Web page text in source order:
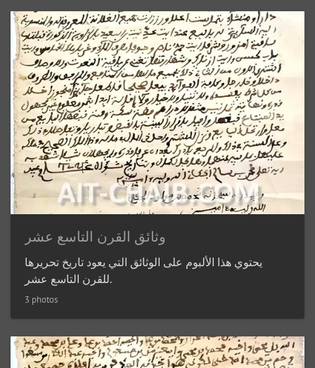
وثائق القرن التاسع عشر
يحتوي هذا الألبوم على الوثائق التي يعود تاريخ تحريرها
للقرن التاسع عشر.
3 photos